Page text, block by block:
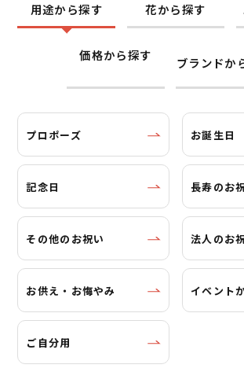
用途から探す 花から探す
価格から探す ブランドか
プロポーズ お誕生日
記念日 長寿のお
その他のお祝い 法人のお
お供え・お悔やみ イベント
ご自分用